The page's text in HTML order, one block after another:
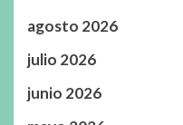
agosto 2026
julio 2026
junio 2026